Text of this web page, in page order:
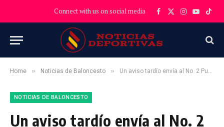
Connect with us on social media Facebook
X
Instagram
YouTube
Home » Noticias de Baloncesto » Un aviso tardío envía al No. 2 Purdue más allá de los consejos de Texas Trey Kaufman-Renn en un fallo de Braden Smith con 0,7 segundos restantes para darle a Purdue una victoria 79-77 sobre Texas.
NOTICIAS DE BALONCESTO
Un aviso tardío envía al No. 2